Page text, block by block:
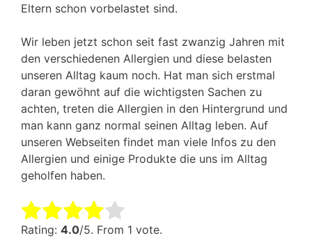
Eltern schon vorbelastet sind.
Wir leben jetzt schon seit fast zwanzig Jahren mit
den verschiedenen Allergien und diese belasten
unseren Alltag kaum noch. Hat man sich erstmal
daran gewöhnt auf die wichtigsten Sachen zu
achten, treten die Allergien in den Hintergrund und
man kann ganz normal seinen Alltag leben. Auf
unseren Webseiten findet man viele Infos zu den
Allergien und einige Produkte die uns im Alltag
geholfen haben.
Rate this item:
Rating: 4.0/5. From 1 vote.